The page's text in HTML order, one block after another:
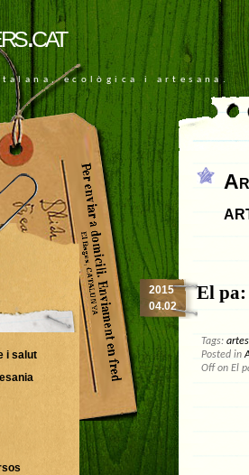
ecològica i artesana.
El
2015
04.02
Tags:
Posted in
Offon El
i salut